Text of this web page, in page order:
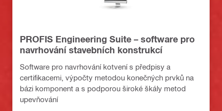
PROFIS Engineering Suite – software pro
navrhování stavebních konstrukcí
Software pro navrhování kotvení s předpisy a
certifikacemi, výpočty metodou konečných prvků na
bázi komponent a s podporou široké škály metod
upevňování